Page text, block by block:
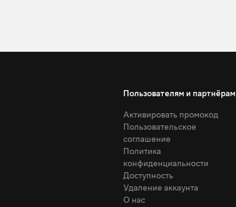
Пользователям и партнёрам
Активировать промокод
Пользовательское
соглашение
Политика
конфиденциальности
Доступность
Удаление аккаунта
О нас